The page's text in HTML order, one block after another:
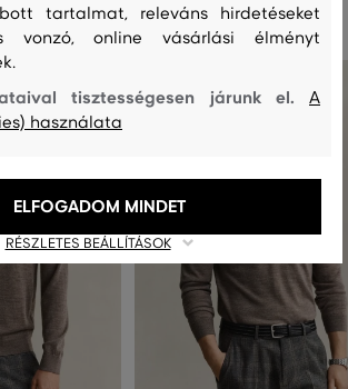
tartalmat, releváns hirdetéseket
vonzó, online vásárlási élményt
tisztességesen járunk el.A
használata
RÉSZLETES BEÁLLÍTÁSOK
ELFOGADOM MINDET